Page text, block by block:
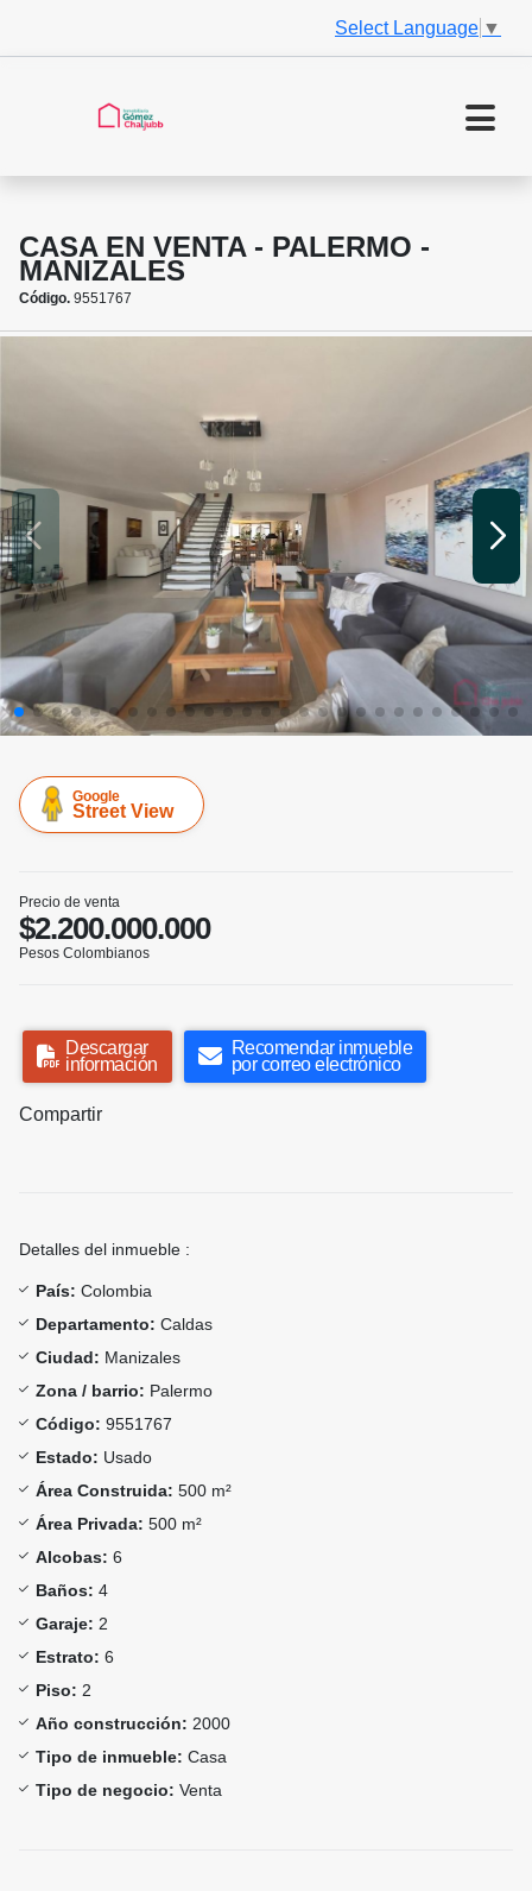
Select Language ▼
CASA EN VENTA - PALERMO -
MANIZALES
Código. 9551767
Google
Street View
Precio de venta
$2.200.000.000
Pesos Colombianos
Descargar
información
Recomendar inmueble
por correo electrónico
Compartir
Detalles del inmueble :
País: Colombia
Departamento: Caldas
Ciudad: Manizales
Zona / barrio: Palermo
Código: 9551767
Estado: Usado
Área Construida: 500 m²
Área Privada: 500 m²
Alcobas: 6
Baños: 4
Garaje: 2
Estrato: 6
Piso: 2
Año construcción: 2000
Tipo de inmueble: Casa
Tipo de negocio: Venta